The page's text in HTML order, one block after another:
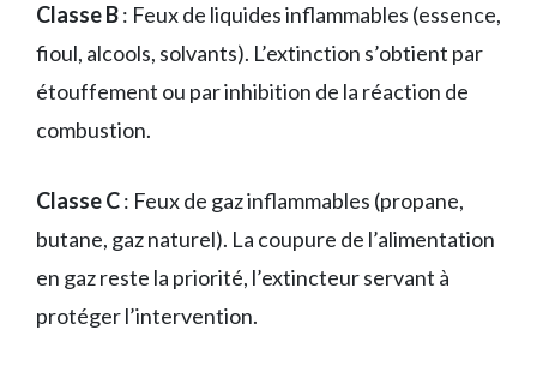
Classe B: Feux de liquides inflammables (essence,
fioul, alcools, solvants). L’extinction s’obtient par
étouffement ou par inhibition de la réaction de
combustion.
Classe C: Feux de gaz inflammables (propane,
butane, gaz naturel). La coupure de l’alimentation
en gaz reste la priorité, l’extincteur servant à
protéger l’intervention.